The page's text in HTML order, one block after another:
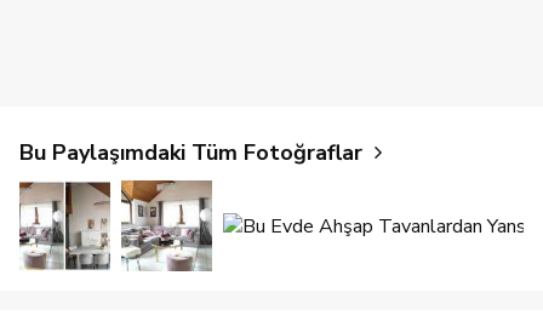
Bu Paylaşımdaki Tüm Fotoğraflar